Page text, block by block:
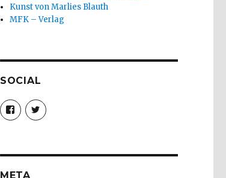
Kunst von Marlies Blauth
MFK – Verlag
SOCIAL
Profil
von
christoph.fleischer1
anzeigen
Profil
von
anzeigen
META